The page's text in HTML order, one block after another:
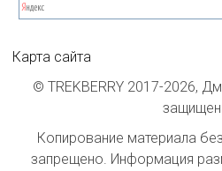
Карта сайта
© TREKBERRY 2017-2026,
Копирование материала
запрещено. Информация